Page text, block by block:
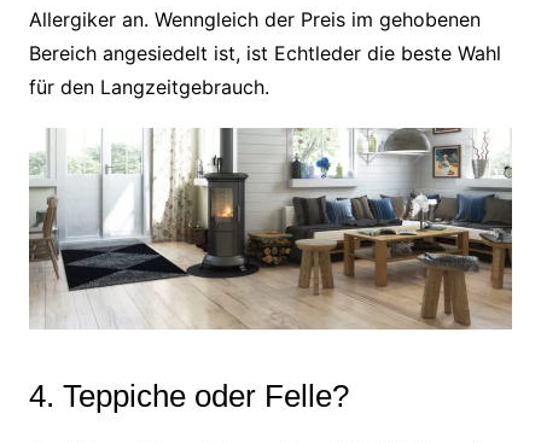
Allergiker an. Wenngleich der Preis im gehobenen
Bereich angesiedelt ist, ist Echtleder die beste Wahl
für den Langzeitgebrauch.
4. Teppiche oder Felle?